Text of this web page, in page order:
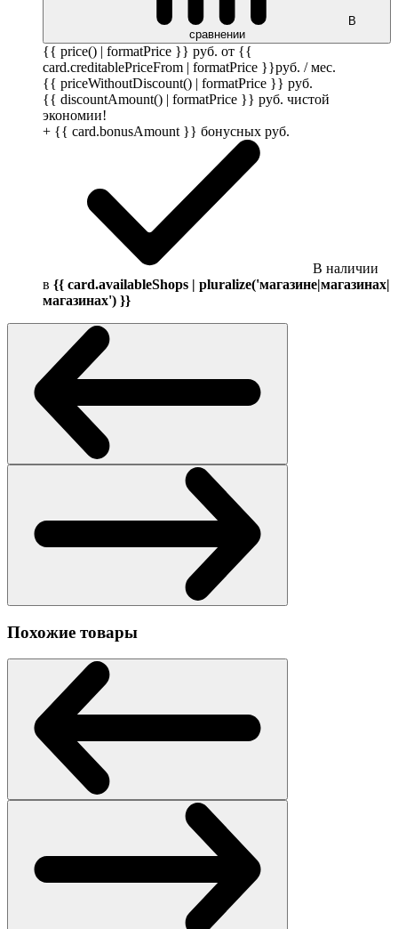
В
сравнении
{{ price() | formatPrice }} руб. от {{
card.creditablePriceFrom | formatPrice }}руб. / мес.
{{ priceWithoutDiscount() | formatPrice }} руб.
{{ discountAmount() | formatPrice }} руб. чистой
экономии!
+ {{ card.bonusAmount }} бонусных руб.
В наличии
в {{ card.availableShops | pluralize('магазине|магазинах|
магазинах') }}
Похожие товары